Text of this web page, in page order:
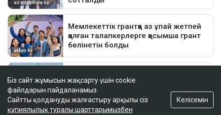
Біз сайт жұмысын жақсарту үшін cookie
файлдарын пайдаланамыз.
Сайтты қолдануды жалғастыру арқылы сіз
құпиялылық туралы шарттарымызбен
Келісемін